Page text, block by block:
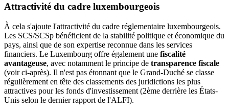
Attractivité du cadre luxembourgeois
À cela s'ajoute l'attractivité du cadre réglementaire luxembourgeois.
Les SCS/SCSp bénéficient de la stabilité politique et économique du
pays, ainsi que de son expertise reconnue dans les services
financiers. Le Luxembourg offre également une fiscalité
avantageuse, avec notamment le principe de transparence fiscale
(voir ci-après). Il n'est pas étonnant que le Grand-Duché se classe
régulièrement en tête des classements des juridictions les plus
attractives pour les fonds d'investissement (2ème derrière les États-
Unis selon le dernier rapport de l'ALFI).